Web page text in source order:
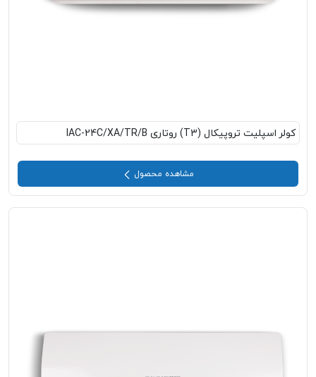
کولر اسپلیت تروپیکال (T3) روتاری IAC-24C/XA/TR/B
مشاهده محصول